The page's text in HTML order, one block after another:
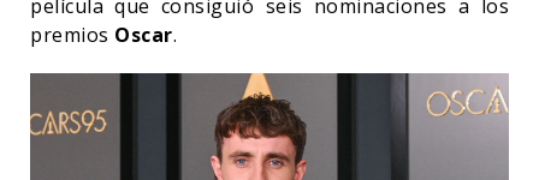
película que consiguió seis nominaciones a los
premios Oscar.